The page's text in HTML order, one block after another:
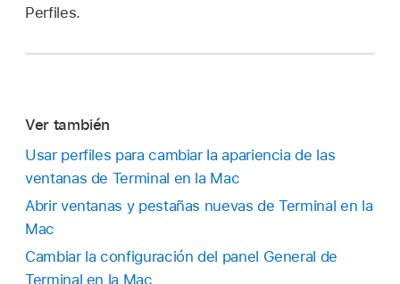
Perfiles.
Ver también
Usar perfiles para cambiar la apariencia de las
ventanas de Terminal en la Mac
Abrir ventanas y pestañas nuevas de Terminal en la
Mac
Cambiar la configuración del panel General de
Terminal en la Mac